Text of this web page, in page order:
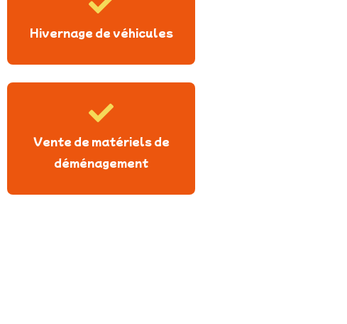
Hivernage de véhicules
Vente de matériels de
déménagement